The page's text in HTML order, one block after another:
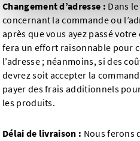
Changement d’adresse : Dans
concernant la commande ou
après que vous ayez passé
fera un effort raisonnable pour
l’adresse ; néanmoins, si des
devrez soit accepter la
payer des frais additionnels
les produits.
Délai de livraison : Nous ferons